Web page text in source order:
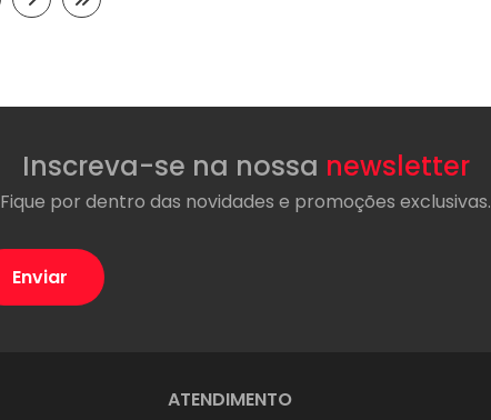
Inscreva-se na nossa newsletter
Fique por dentro das novidades e promoções exclusivas.
ATENDIMENTO